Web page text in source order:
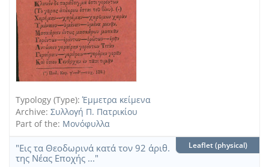
Typology (Type):Έμμετρα κείμενα
Archive: Συλλογή Π. Πατρικίου
Part of the: Μονόφυλλα
"Εις τα Θεοδωρινά κατά τον 92 άριθ.
της Νέας Εποχής ..."
Leaflet (physical)